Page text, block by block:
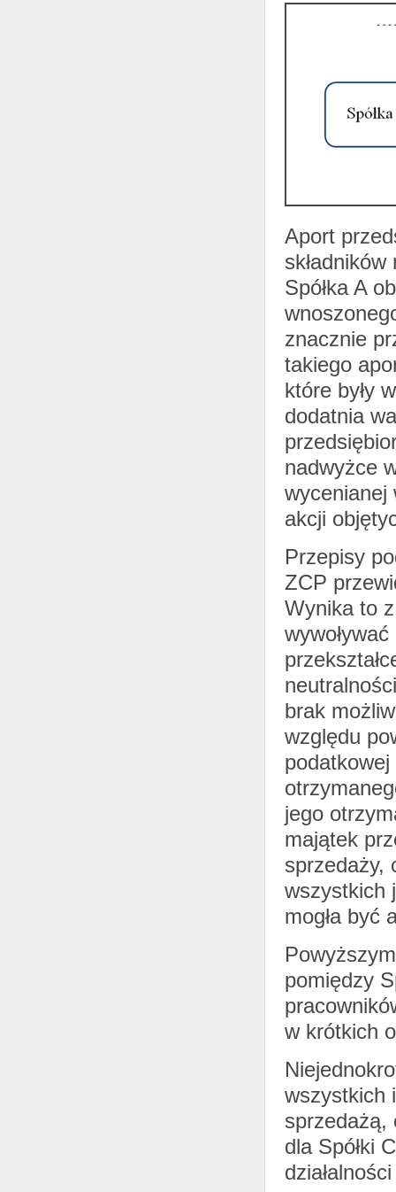
Aport
Spółka A
znacznie
takiego
które były
dodatnia
nadwyżce
wycenianej
akcji
Przepisy
ZCP
Wynika to
brak
względu
jego
majątek
sprzedaży,
wszystkich
mogła być
pomiędzy
w krótkich
wszystkich
sprzedażą,
dla Spółki